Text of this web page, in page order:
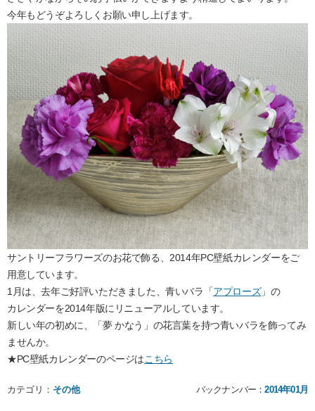
今年もどうぞよろしくお願い申し上げます。
サントリーフラワーズのお花で飾る、2014年PC壁紙カレンダーをご
用意しています。
1月は、去年ご好評いただきました、青いバラ「アプローズ」の
カレンダーを2014年版にリニューアルしています。
新しい年の初めに、「夢 かなう」の花言葉を持つ青いバラを飾ってみ
ませんか。
★PC壁紙カレンダーのページはこちら
カテゴリ： その他 バックナンバー：2014年01月